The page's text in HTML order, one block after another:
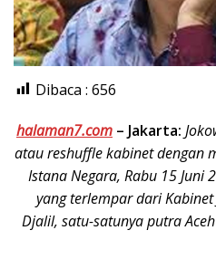
Dibaca : 656
halaman7.com – Jakarta:
atau reshuffle kabinet dengan
Istana Negara, Rabu 15 Juni
yang terlempar dari
Djalil, satu-satunya putra